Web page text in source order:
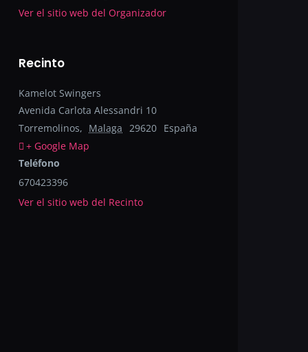
Ver el sitio web del Organizador
Recinto
Kamelot Swingers
Avenida Carlota Alessandri 10
Torremolinos, Malaga 29620 España
+ Google Map
Teléfono
670423396
Ver el sitio web del Recinto